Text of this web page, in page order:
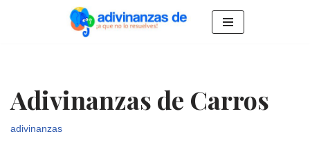
Adivinanzas de Carros
adivinanzas